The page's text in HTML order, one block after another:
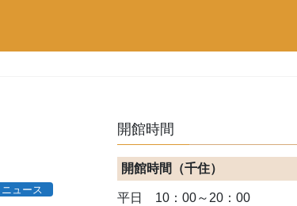
ニュース
開館時間
開館時間（千住）
平日 10：00～20：00